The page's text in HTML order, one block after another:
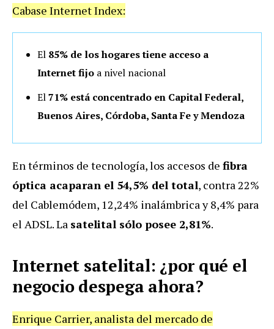
Cabase Internet Index:
El 85% de los hogares tiene acceso a
Internet fijo a nivel nacional
El71% está concentrado en Capital Federal,
Buenos Aires, Córdoba, Santa Fe y Mendoza
En términos de tecnología, los accesos de fibra
óptica acaparan el 54,5% del total, contra 22%
del Cablemódem, 12,24% inalámbrica y 8,4% para
el ADSL. La satelital sólo posee 2,81%.
Internet satelital: ¿por qué el
negocio despega ahora?
Enrique Carrier, analista del mercado de